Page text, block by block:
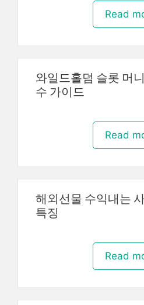
Read
와일드홀덤 슬롯 머
수 가이드
Read
해외선물 수익내는
특징
Read